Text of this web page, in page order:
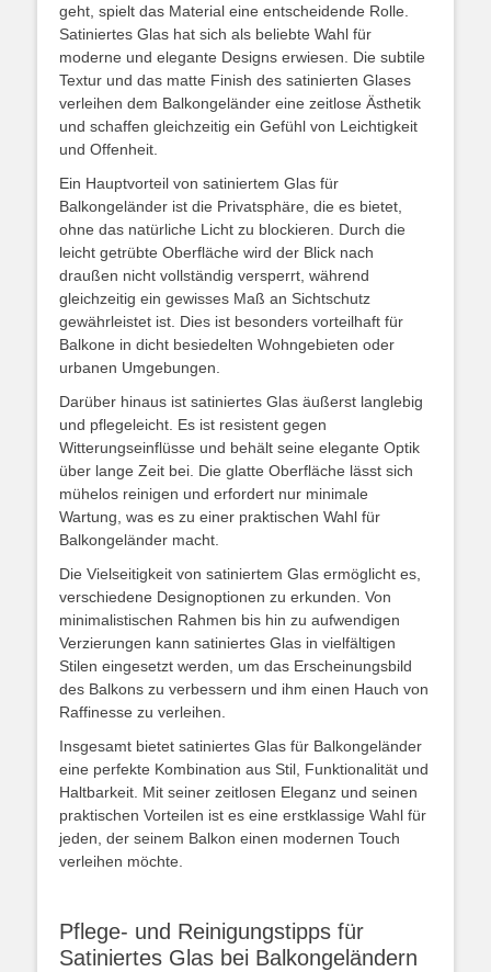
geht, spielt das Material eine entscheidende Rolle.
Satiniertes Glas hat sich als beliebte Wahl für
moderne und elegante Designs erwiesen. Die subtile
Textur und das matte Finish des satinierten Glases
verleihen dem Balkongeländer eine zeitlose Ästhetik
und schaffen gleichzeitig ein Gefühl von Leichtigkeit
und Offenheit.
Ein Hauptvorteil von satiniertem Glas für
Balkongeländer ist die Privatsphäre, die es bietet,
ohne das natürliche Licht zu blockieren. Durch die
leicht getrübte Oberfläche wird der Blick nach
draußen nicht vollständig versperrt, während
gleichzeitig ein gewisses Maß an Sichtschutz
gewährleistet ist. Dies ist besonders vorteilhaft für
Balkone in dicht besiedelten Wohngebieten oder
urbanen Umgebungen.
Darüber hinaus ist satiniertes Glas äußerst langlebig
und pflegeleicht. Es ist resistent gegen
Witterungseinflüsse und behält seine elegante Optik
über lange Zeit bei. Die glatte Oberfläche lässt sich
mühelos reinigen und erfordert nur minimale
Wartung, was es zu einer praktischen Wahl für
Balkongeländer macht.
Die Vielseitigkeit von satiniertem Glas ermöglicht es,
verschiedene Designoptionen zu erkunden. Von
minimalistischen Rahmen bis hin zu aufwendigen
Verzierungen kann satiniertes Glas in vielfältigen
Stilen eingesetzt werden, um das Erscheinungsbild
des Balkons zu verbessern und ihm einen Hauch von
Raffinesse zu verleihen.
Insgesamt bietet satiniertes Glas für Balkongeländer
eine perfekte Kombination aus Stil, Funktionalität und
Haltbarkeit. Mit seiner zeitlosen Eleganz und seinen
praktischen Vorteilen ist es eine erstklassige Wahl für
jeden, der seinem Balkon einen modernen Touch
verleihen möchte.
Pflege- und Reinigungstipps für
Satiniertes Glas bei Balkongeländern